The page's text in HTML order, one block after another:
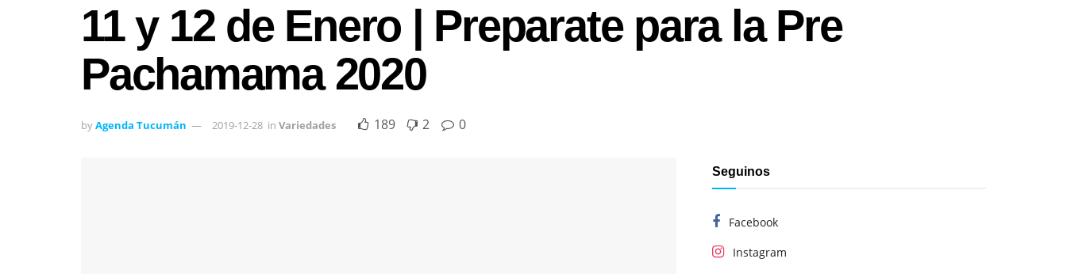
11 y 12 de Enero | Preparate para la Pre
Pachamama 2020
byAgenda Tucumán 2019-12-28 in Variedades 189 2 0
Seguinos
Facebook
Instagram